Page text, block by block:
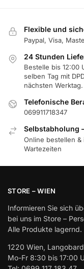
Flexible und
Paypal, Visa,
24 Stunden
Bestelle bis 12:00
selben Tag mit
nächsten Werktag.
Telefonische
069911718347
Selbstabholung
Online bestellen
Wartezeiten
STORE – WIEN
Informieren Sie sich
bei uns im Store –
Alle Produkte lagernd.
1220 Wien,
Mo-Fr 8:30 bis 17:00